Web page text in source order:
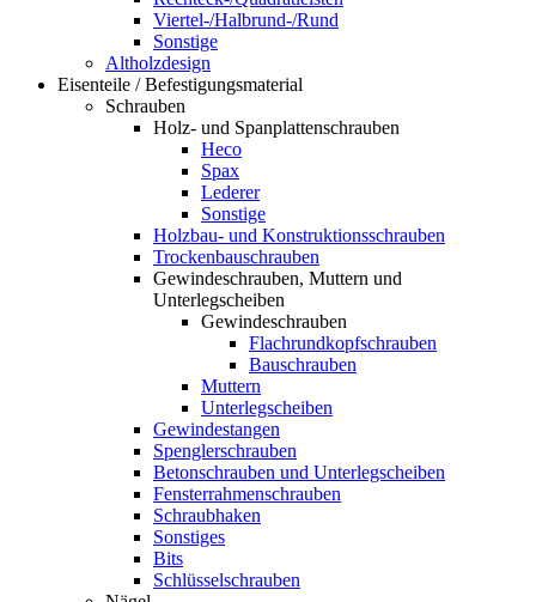
Viertel-/Halbrund-/Rund
Sonstige
Altholzdesign
Eisenteile / Befestigungsmaterial
Schrauben
Holz- und Spanplattenschrauben
Heco
Spax
Lederer
Sonstige
Holzbau- und Konstruktionsschrauben
Trockenbauschrauben
Gewindeschrauben, Muttern und
Unterlegscheiben
Gewindeschrauben
Flachrundkopfschrauben
Bauschrauben
Muttern
Unterlegscheiben
Gewindestangen
Spenglerschrauben
Betonschrauben und Unterlegscheiben
Fensterrahmenschrauben
Schraubhaken
Sonstiges
Bits
Schlüsselschrauben